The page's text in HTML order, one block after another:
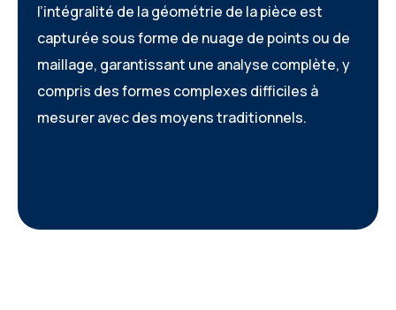
l’intégralité de la géométrie de la pièce est
capturée sous forme de nuage de points ou de
maillage, garantissant une analyse complète, y
compris des formes complexes difficiles à
mesurer avec des moyens traditionnels.